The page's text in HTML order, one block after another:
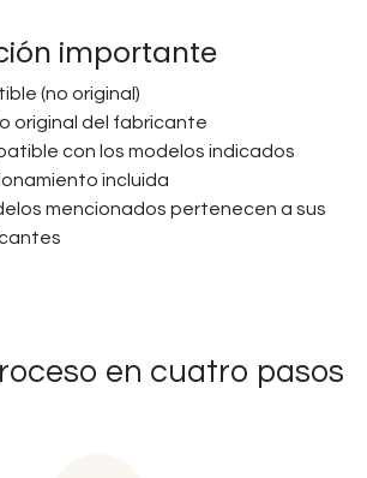
importante
(no original)
original del fabricante
con los modelos indicados
incluida
mencionados pertenecen a sus
en cuatro pasos